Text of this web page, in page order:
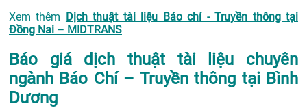
Xem thêm Dịch thuật tài liệu Báo chí - Truyền thông tại
Đồng Nai – MIDTRANS
Báo giá dịch thuật tài liệu chuyên
ngành Báo Chí – Truyền thông tại Bình
Dương